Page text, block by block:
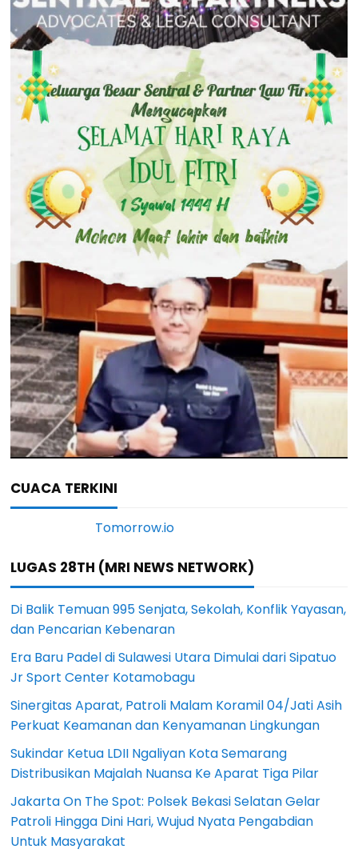
CUACA TERKINI
LUGAS 28TH (MRI NEWS NETWORK)
Di Balik Temuan 995 Senjata, Sekolah, Konflik Yayasan,
dan Pencarian Kebenaran
Era Baru Padel di Sulawesi Utara Dimulai dari Sipatuo
Jr Sport Center Kotamobagu
Sinergitas Aparat, Patroli Malam Koramil 04/Jati Asih
Perkuat Keamanan dan Kenyamanan Lingkungan
Sukindar Ketua LDII Ngaliyan Kota Semarang
Distribusikan Majalah Nuansa Ke Aparat Tiga Pilar
Jakarta On The Spot: Polsek Bekasi Selatan Gelar
Patroli Hingga Dini Hari, Wujud Nyata Pengabdian
Untuk Masyarakat